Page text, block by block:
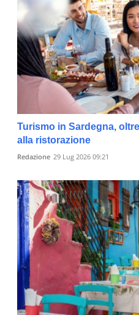
Turismo in Sardegna,
alla ristorazione
Redazione 29 Lug 2026 09:21